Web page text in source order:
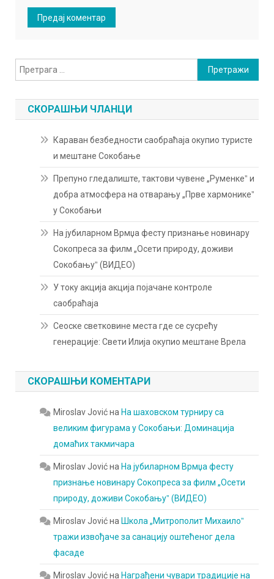
Претрага
за:
СКОРАШЊИ ЧЛАНЦИ
Караван безбедности саобраћаја окупио туристе
и мештане Сокобање
Препуно гледалиште, тактови чувене „Руменкеˮ и
добра атмосфера на отварању „Прве хармоникеˮ
у Сокобањи
На јубиларном Врмџа фесту признање новинару
Сокопреса за филм „Осети природу, доживи
Сокобањуˮ (ВИДЕО)
У току акција акција појачане контроле
саобраћаја
Сеоске светковине места где се сусрећу
генерације: Свети Илија окупио мештане Врела
СКОРАШЊИ КОМЕНТАРИ
Miroslav Jovićна На шаховском турниру са
великим фигурама у Сокобањи: Доминација
домаћих такмичара
Miroslav Jovićна На јубиларном Врмџа фесту
признање новинару Сокопреса за филм „Осети
природу, доживи Сокобањуˮ (ВИДЕО)
Miroslav Jovićна Школа „Митрополит Михаилоˮ
тражи извођаче за санацију оштећеног дела
фасаде
Miroslav Jovićна Награђени чувари традиције на